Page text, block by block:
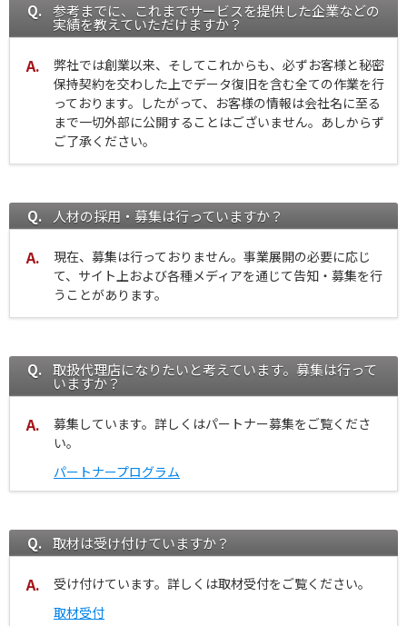
参考までに、これまでサービスを提供した企業などの
実績を教えていただけますか？
弊社では創業以来、そしてこれからも、必ずお客様と秘密
保持契約を交わした上でデータ復旧を含む全ての作業を行
っております。したがって、お客様の情報は会社名に至る
まで一切外部に公開することはございません。あしからず
ご了承ください。
人材の採用・募集は行っていますか？
現在、募集は行っておりません。事業展開の必要に応じ
て、サイト上および各種メディアを通じて告知・募集を行
うことがあります。
取扱代理店になりたいと考えています。募集は行って
いますか？
募集しています。詳しくはパートナー募集をご覧くださ
い。
パートナープログラム
取材は受け付けていますか？
受け付けています。詳しくは取材受付をご覧ください。
取材受付